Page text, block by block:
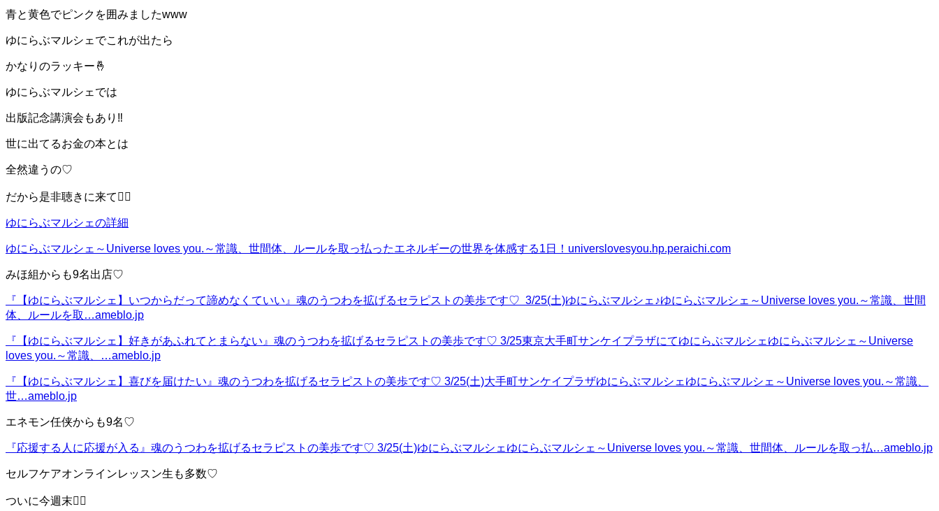
青と黄色でピンクを囲みましたwww
ゆにらぶマルシェでこれが出たら
かなりのラッキー🤞
ゆにらぶマルシェでは
出版記念講演会もあり‼️
世に出てるお金の本とは
全然違うの♡
だから是非聴きに来て❤️‍🔥
ゆにらぶマルシェの詳細
ゆにらぶマルシェ～Universe loves you.～常識、世間体、ルールを取っ払ったエネルギーの世界を体感する1日！ universlovesyou.hp.peraichi.com
みほ組からも9名出店♡
『【ゆにらぶマルシェ】いつからだって諦めなくていい』 魂のうつわを拡げるセラピストの美歩です♡ 3/25(土)ゆにらぶマルシェ♪ゆにらぶマルシェ～Universe loves you.～常識、世間
体、ルールを取…ameblo.jp
『【ゆにらぶマルシェ】好きがあふれてとまらない』 魂のうつわを拡げるセラピストの美歩です♡ 3/25東京大手町サンケイプラザにてゆにらぶマルシェゆにらぶマルシェ～Universe
loves you.～常識、…ameblo.jp
『【ゆにらぶマルシェ】喜びを届けたい』 魂のうつわを拡げるセラピストの美歩です♡ 3/25(土)大手町サンケイプラザゆにらぶマルシェゆにらぶマルシェ～Universe loves you.～常識、
世…ameblo.jp
エネモン任侠からも9名♡
『応援する人に応援が入る』 魂のうつわを拡げるセラピストの美歩です♡ 3/25(土)ゆにらぶマルシェゆにらぶマルシェ～Universe loves you.～常識、世間体、ルールを取っ払…ameblo.jp
セルフケアオンラインレッスン生も多数♡
ついに今週末❤️‍🔥